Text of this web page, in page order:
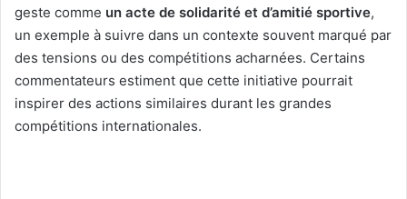
geste comme un acte de solidarité et d’amitié sportive,
un exemple à suivre dans un contexte souvent marqué par
des tensions ou des compétitions acharnées. Certains
commentateurs estiment que cette initiative pourrait
inspirer des actions similaires durant les grandes
compétitions internationales.